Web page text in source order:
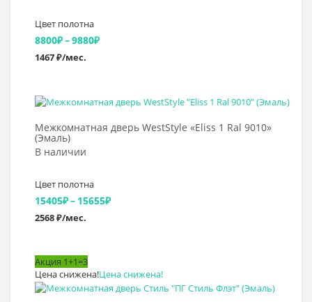
Цвет полотна
8800₽–9880₽Диапазон
–
9880₽
1467 ₽/мес.
Межкомнатная дверь WestStyle «Eliss 1 Ral 9010»
(Эмаль)
В наличии
Цвет полотна
15405₽– 15655₽Диапазон
15655₽
2568 ₽/мес.
Выбрать >
Акция 1+1=3
Цена снижена!Цена снижена!
Выбрать >